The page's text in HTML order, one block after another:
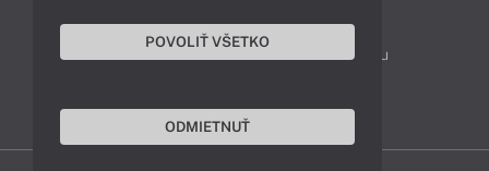
043 4224 771
Obchodné oddelenie
Reklamácia tovaru
POVOLIŤ VŠETKO
ODMIETNUŤ